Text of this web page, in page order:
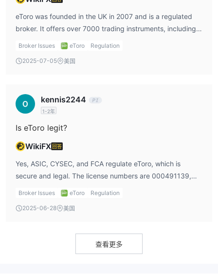
eToro was founded in the UK in 2007 and is a regulated
broker. It offers over 7000 trading instruments, including
currencies, cryptocurrencies, and more.
Broker Issues eToro Regulation
2025-07-05 美国
kennis2244
1-2年
Is eToro legit?
WikiFX 回答
Yes, ASIC, CYSEC, and FCA regulate eToro, which is
secure and legal. The license numbers are 000491139,
109/1,0 and 583263.
Broker Issues eToro Regulation
2025-06-28 美国
查看更多